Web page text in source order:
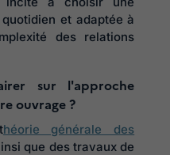
et adaptée à
des relations
sur l'approche
ouvrage ?
héorie générale des
que des travaux de